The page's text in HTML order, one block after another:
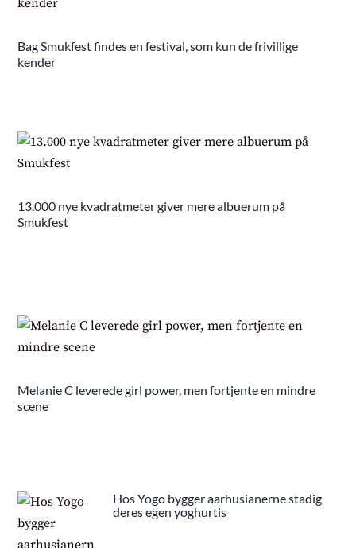
Bag Smukfest findes en festival, som kun de frivillige
kender
13.000 nye kvadratmeter giver mere albuerum på
Smukfest
Melanie C leverede girl power, men fortjente en mindre
scene
Hos Yogo bygger aarhusianerne stadig
deres egen yoghurtis